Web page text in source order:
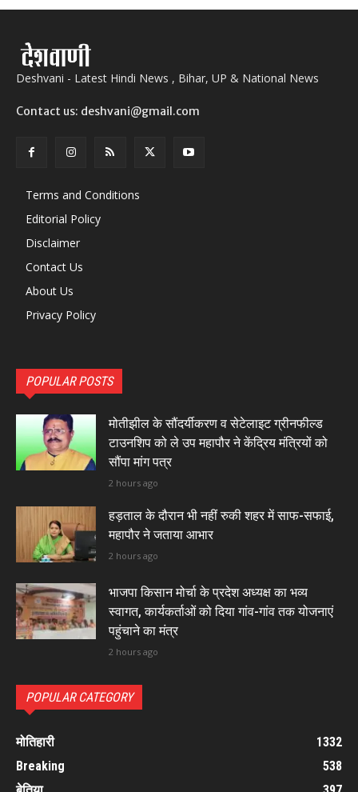
Deshvani - Latest Hindi News , Bihar, UP & National News
Contact us: deshvani@gmail.com
Terms and Conditions
Editorial Policy
Disclaimer
Contact Us
About Us
Privacy Policy
POPULAR POSTS
मोतीझील के सौंदर्यीकरण व सेटेलाइट ग्रीनफील्ड
टाउनशिप को ले उप महापौर ने केंद्रिय मंत्रियों को
सौंपा मांग पत्र
2 hours ago
हड़ताल के दौरान भी नहीं रुकी शहर में साफ-सफाई,
महापौर ने जताया आभार
2 hours ago
भाजपा किसान मोर्चा के प्रदेश अध्यक्ष का भव्य
स्वागत, कार्यकर्ताओं को दिया गांव-गांव तक योजनाएं
पहुंचाने का मंत्र
2 hours ago
POPULAR CATEGORY
मोतिहारी
1332
Breaking
538